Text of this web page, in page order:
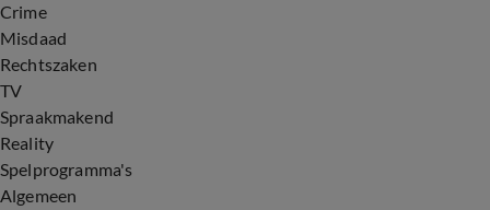
Crime
Misdaad
Rechtszaken
TV
Spraakmakend
Reality
Spelprogramma's
Algemeen